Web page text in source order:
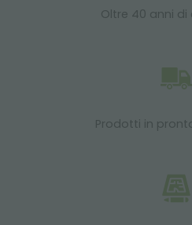
Oltre 40 anni di
Prodotti in